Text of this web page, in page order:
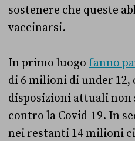
sostenere che queste
vaccinarsi.
In primo luogo fanno
di 6 milioni di under 12,
disposizioni attuali non
contro la Covid-19. In
nei restanti 14 milioni